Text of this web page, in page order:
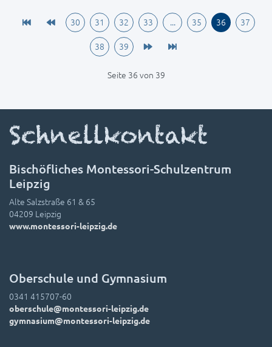
30 31 32 33 ... 35 36
37
38
39
Seite 36 von 39
Schnellkontakt
Bischöfliches Montessori-Schulzentrum
Leipzig
Alte Salzstraße 61 & 65
04209 Leipzig
www.montessori-leipzig.de
Oberschule und Gymnasium
0341 415707-60
oberschule@montessori-leipzig.de
gymnasium@montessori-leipzig.de